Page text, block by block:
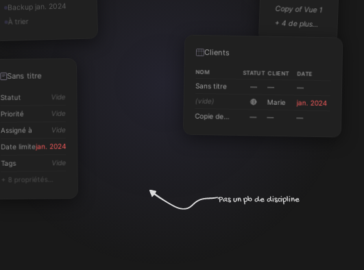
Backup jan. 2024
À trier
Copy of Vue 1
+ 4 de plus…
Clients
NOM STATUT CLIENT DATE
Sans titre — —
(vide) 🔴 Marie jan. 2024
Copie de… — —
Sans titre
Statut Vide
Priorité Vide
Assigné à Vide
Date limitejan. 2024
Tags Vide
+ 8 propriétés…
Pas un pb de discipline